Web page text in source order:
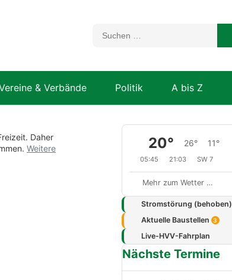
& Verbände Politik A bis Z
Daher
Weitere
20° 26° 11°
05:45 21:03 SW 7
Mehr zum Wetter …
Stromstörung (behoben)
Aktuelle Baustellen
3
Live-HVV-Fahrplan
Nächste Termine